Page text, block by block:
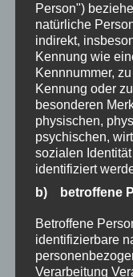
Umfrage
gestartet
Freitag,
Burgberg
Person")
natürliche
indirekt,
Kennung wie
Kennnummer,
Kennung oder
besonderen
physischen,
psychischen,
sozialen
identifiziert
b) betroffene
Betroffene
identifizierbare
Verarbeitung